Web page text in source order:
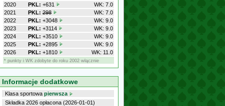
2020
PKL: +631
WK: 7.0
2021
PKL: 298
WK: 7.0
2022
PKL: +3048
WK: 9.0
2023
PKL: +3114
WK: 9.0
2024
PKL: +3510
WK: 9.0
2025
PKL: +2895
WK: 9.0
2026
PKL: +1810 WK: 11.0
* punkty i WK zdobyte do roku 2002 włącznie
Informacje dodatkowe
Klasa sportowa pierwsza
Składka 2026 opłacona (2026-01-01)